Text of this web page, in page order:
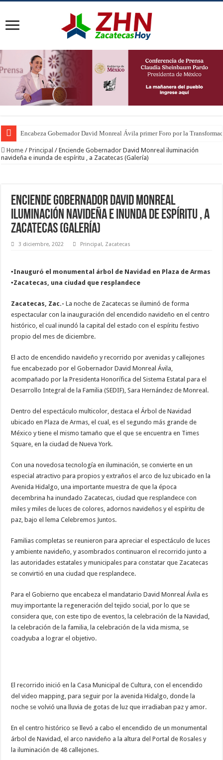
Encabeza Gobernador David Monreal Ávila primer Foro por la
Home / Principal / Enciende Gobernador David Monreal iluminación
navideña e inunda de espíritu , a Zacatecas (Galería)
Enciende Gobernador David Monreal
iluminación navideña e inunda de espíritu , a
Zacatecas (Galería)
3 diciembre, 2022 Principal, Zacatecas
▪️Inauguró el monumental árbol de Navidad en Plaza de Armas
▪️Zacatecas, una ciudad que resplandece
Zacatecas, Zac.-La noche de Zacatecas se iluminó de forma
espectacular con la inauguración del encendido navideño en el centro
histórico, el cual inundó la capital del estado con el espíritu festivo
propio del mes de diciembre.
El acto de encendido navideño y recorrido por avenidas y callejones
fue encabezado por el Gobernador David Monreal Ávila,
acompañado por la Presidenta Honorífica del Sistema Estatal para el
Desarrollo Integral de la Familia (SEDIF), Sara Hernández de Monreal.
Dentro del espectáculo multicolor, destaca el Árbol de Navidad
ubicado en Plaza de Armas, el cual, es el segundo más grande de
México y tiene el mismo tamaño que el que se encuentra en Times
Square, en la ciudad de Nueva York.
Con una novedosa tecnología en iluminación, se convierte en un
especial atractivo para propios y extraños el arco de luz ubicado en la
Avenida Hidalgo, una importante muestra de que la época
decembrina ha inundado Zacatecas, ciudad que resplandece con
miles y miles de luces de colores, adornos navideños y el espíritu de
paz, bajo el lema Celebremos Juntos.
Familias completas se reunieron para apreciar el espectáculo de luces
y ambiente navideño, y asombrados continuaron el recorrido junto a
las autoridades estatales y municipales para constatar que Zacatecas
se convirtió en una ciudad que resplandece.
Para el Gobierno que encabeza el mandatario David Monreal Ávila es
muy importante la regeneración del tejido social, por lo que se
considera que, con este tipo de eventos, la celebración de la Navidad,
la celebración de la familia, la celebración de la vida misma, se
coadyuba a lograr el objetivo.
El recorrido inició en la Casa Municipal de Cultura, con el encendido
del video mapping, para seguir por la avenida Hidalgo, donde la
noche se volvió una lluvia de gotas de luz que irradiaban paz y amor.
En el centro histórico se llevó a cabo el encendido de un monumental
árbol de Navidad, el arco navideño a la altura del Portal de Rosales y
la iluminación de 48 callejones.